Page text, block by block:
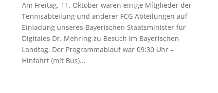
Am Freitag, 11. Oktober waren einige Mítglieder der
Tennisabteilung und anderer FCG Abteilungen auf
Einladung unseres Bayerischen Staatsminister für
Digitales Dr. Mehring zu Besuch im Bayerischen
Landtag. Der Programmablauf war 09:30 Uhr –
Hinfahrt (mit Bus)...